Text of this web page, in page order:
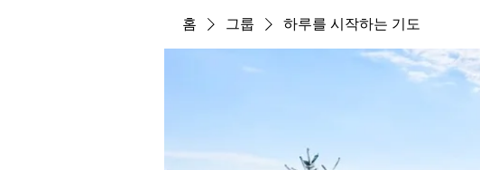
홈 그룹 하루를 시작하는 기도